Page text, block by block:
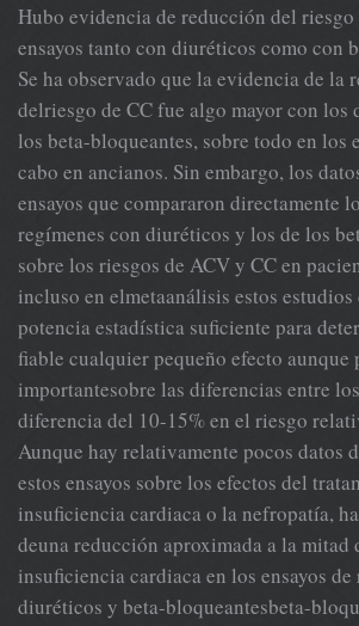
Hubo evidencia de reducción del riesgo
ensayos tanto con diuréticos como con
Se ha observado que la evidencia de la
delriesgo de CC fue algo mayor con los
los beta-bloqueantes, sobre todo en los
cabo en ancianos. Sin embargo, los
ensayos que compararon directamente
regímenes con diuréticos y los de los
sobre los riesgos de ACV y CC en
incluso en elmetaanálisis estos
potencia estadística suficiente para
fiable cualquier pequeño efecto aunque
importantesobre las diferencias entre
diferencia del 10-15% en el riesgo
Aunque hay relativamente pocos datos
estos ensayos sobre los efectos del
insuficiencia cardiaca o la nefropatía,
deuna reducción aproximada a la mitad
insuficiencia cardiaca en los ensayos de
diuréticos y beta-bloqueantesbeta-